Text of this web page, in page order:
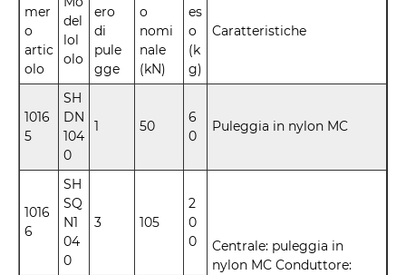
mer
o
artic
olo
del
lol
olo
ero
di
pule
gge
o
nomi
nale
(kN)
es
o
(k
g)
Caratteristiche
1016
5
SH
DN
104
0
1 50
6
0
Puleggia in nylon MC
1016
6
SH
SQ
N1
04
0
3 105
2
0
0
Centrale: puleggia in
nylon MC Conduttore: